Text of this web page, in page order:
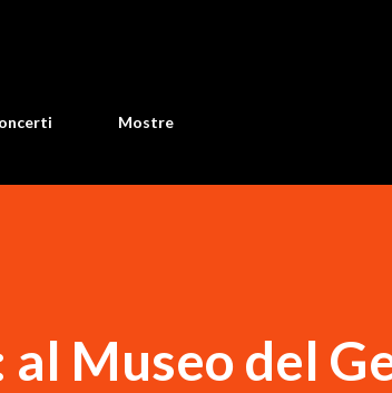
Mostre
Museo del